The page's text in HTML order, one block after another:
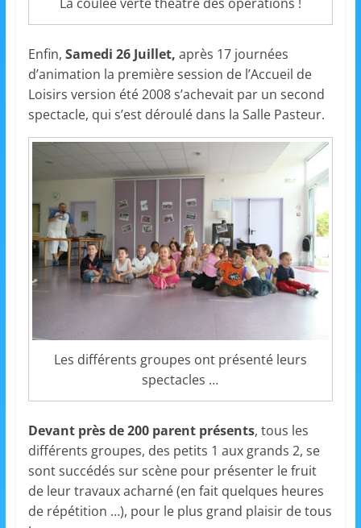
o
e
t
A
n
m
a
t
i
o
n
p
a
r
i
r
d
e
3
Enfin, Samedi 26 Juillet, après 17 journées
d’animation la première session de l’Accueil de
Loisirs version été 2008 s’achevait par un second
spectacle, qui s’est déroulé dans la Salle Pasteur.
Les différents groupes ont présenté leurs
spectacles …
Devant près de 200 parent présents, tous les
différents groupes, des petits 1 aux grands 2, se
sont succédés sur scène pour présenter le fruit
de leur travaux acharné (en fait quelques heures
de répétition …), pour le plus grand plaisir de tous